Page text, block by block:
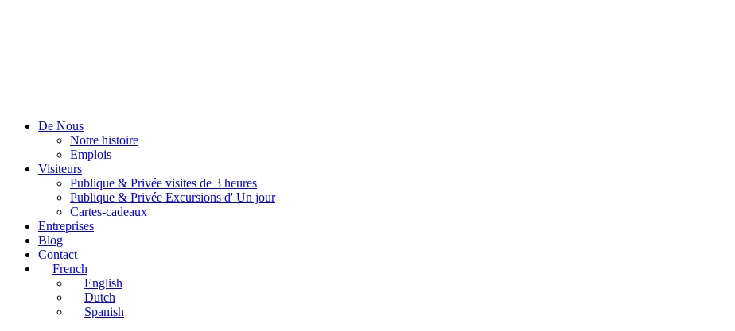
De Nous
Notre histoire
Emplois
Visiteurs
Publique & Privée visites de 3 heures
Publique & Privée Excursions d' Un jour
Cartes-cadeaux
Entreprises
Blog
Contact
French
English
Dutch
Spanish